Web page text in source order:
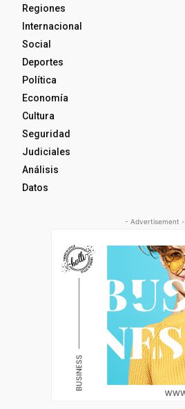
Regiones
Internacional
Social
Deportes
Política
Economía
Cultura
Seguridad
Judiciales
Análisis
Datos
- Advertisement -